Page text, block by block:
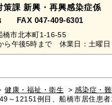
策課 新興・再興感染症係
FAX 047-409-6301
橋市北本町1-16-55
ら午後5時まで 休業日：土曜
健康・福祉・衛生 > 感染症・
～12151例目、船橋市居住患